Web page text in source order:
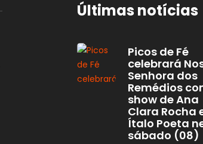
Últimas notícias
Picos de Fé
celebrará
Senhora dos
Remédios
show de Ana
Clara Rocha
Ítalo Poeta
sábado (08)